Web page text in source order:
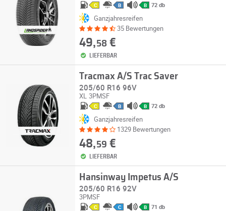
C B B 72 db
Ganzjahresreifen
35 Bewertungen
49,58€
LIEFERBAR
Tracmax A/S Trac Saver
205/60 R16 96V
XL 3PMSF
C B B 72 db
Ganzjahresreifen
1329 Bewertungen
48,59 €
LIEFERBAR
Hansinway Impetus A/S
205/60 R16 92V
3PMSF
C C B 71 db